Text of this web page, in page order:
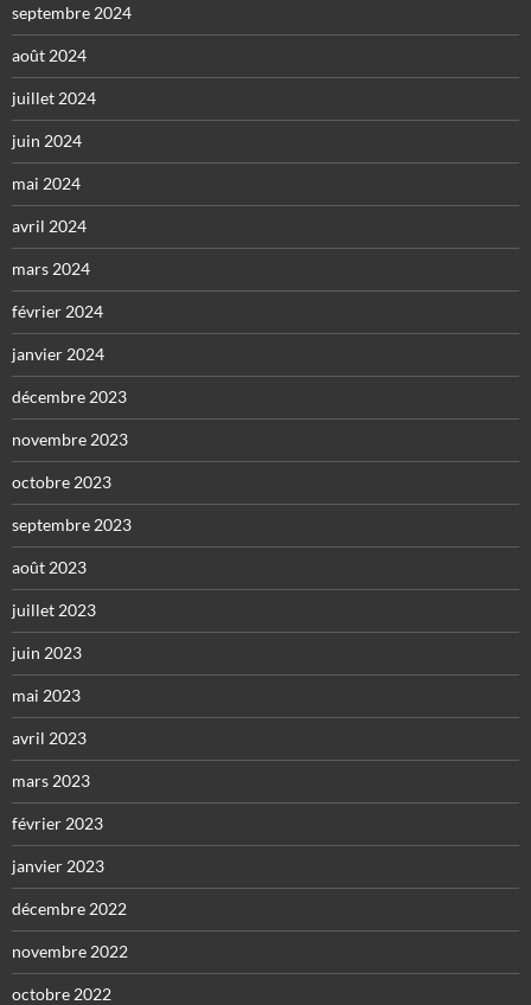
septembre 2024
août 2024
juillet 2024
juin 2024
mai 2024
avril 2024
mars 2024
février 2024
janvier 2024
décembre 2023
novembre 2023
octobre 2023
septembre 2023
août 2023
juillet 2023
juin 2023
mai 2023
avril 2023
mars 2023
février 2023
janvier 2023
décembre 2022
novembre 2022
octobre 2022